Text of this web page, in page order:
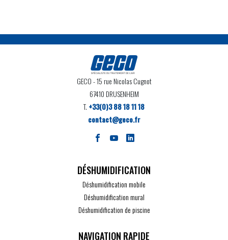
GECO- 15 rue Nicolas Cugnot
67410 DRUSENHEIM
T. +33(0)3 88 18 11 18
contact@geco.fr
DÉSHUMIDIFICATION
Déshumidification mobile
Déshumidification mural
Déshumidification de piscine